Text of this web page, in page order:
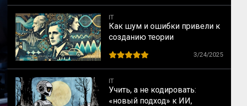
Дрейфуса
IT
Как шум и ошибки привели к
созданию теории
Шеннона
3/24/2025
IT
Учить, а не кодировать:
«новый подход» к ИИ,